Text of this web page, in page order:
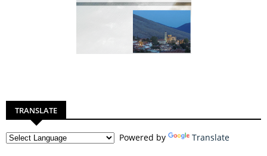
TRANSLATE
Powered by Translate